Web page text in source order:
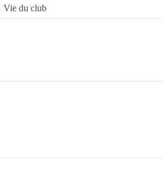
Vie du club